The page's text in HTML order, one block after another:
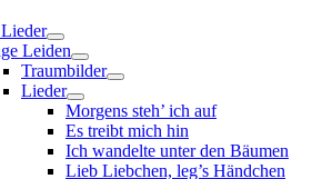
Leiden
Traumbilder
Lieder
Morgens steh’ ich auf
Es treibt mich hin
Ich wandelte unter den Bäumen
Lieb Liebchen, leg’s Händchen